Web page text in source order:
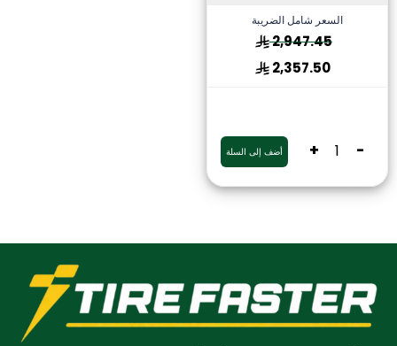
السعر شامل الضريبة
2,947.45
2,357.50
-
+ أضف إلى السلة